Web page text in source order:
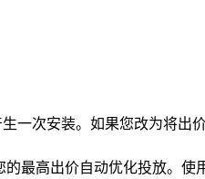
一次安装。如果您改为将
最高出价自动优化投放。